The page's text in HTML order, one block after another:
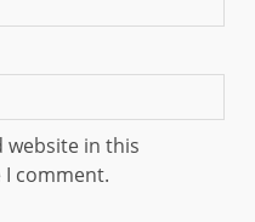
website in this
comment.